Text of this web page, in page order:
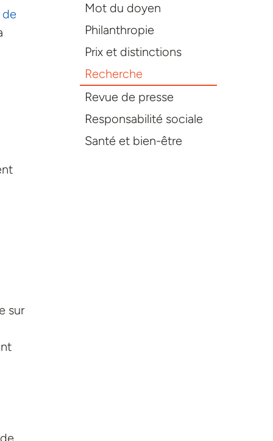
de
sur
Mot du doyen
Philanthropie
Prix et distinctions
Recherche
Revue de presse
Responsabilité sociale
Santé et bien-être